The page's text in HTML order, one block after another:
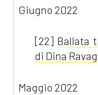
Giugno 2022
[22] Ballata
di Dina
Maggio 2022